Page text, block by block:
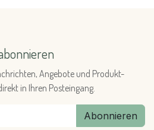
Angebote und Produkt-
in Ihren Posteingang.
Abonnieren